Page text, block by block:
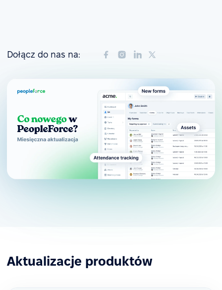
Dołącz do nas na:
Aktualizacje produktów